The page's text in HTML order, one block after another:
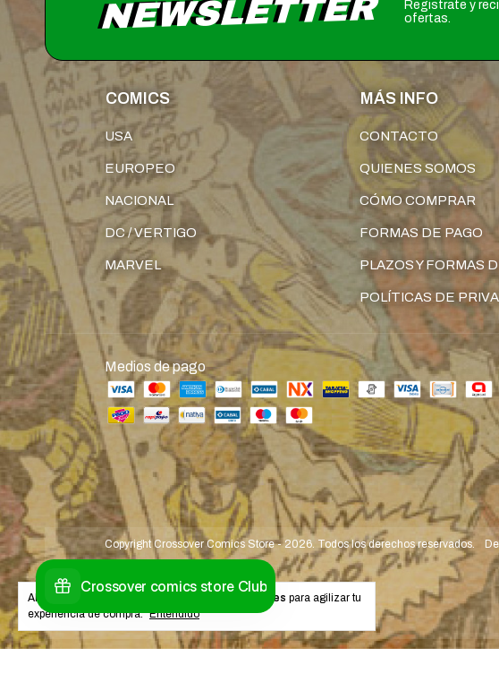
Al navegar por este sitio aceptás el uso de cookies para agilizar tu
experiencia de compra. Entendido
NEWSLETTER
Registrate y
ofertas.
COMICS
USA
EUROPEO
NACIONAL
DC / VERTIGO
MARVEL
MÁS INFO
CONTACTO
QUIENES SOMOS
CÓMO COMPRAR
FORMAS DE PAGO
PLAZOS Y FORMAS
POLÍTICAS DE
Medios de pago
Copyright Crossover Comics Store - 2026. Todos los derechos reservados.